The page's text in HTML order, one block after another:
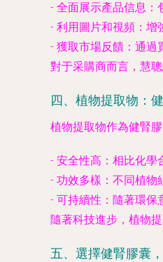
- 全面展示產品信息
- 利用圖片和視頻 ：
- 獲取市場反饋 ：通
對于采購商而言，慧
四、植物提取物：
植物提取物作為健腎
- 安全性高 ：相比化
- 功效多樣 ：不同植
- 可持續性 ：隨著環
隨著科技進步，植物
五、選擇健腎膠囊